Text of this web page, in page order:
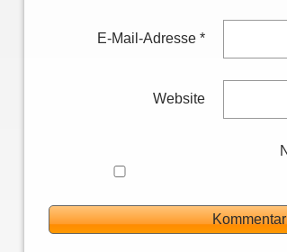
E-Mail-Adresse*
Website